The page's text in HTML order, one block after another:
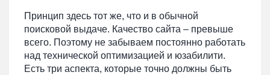
Принцип здесь тот же, что и в обычной
поисковой выдаче. Качество сайта – превыше
всего. Поэтому не забываем постоянно работать
над технической оптимизацией и юзабилити.
Есть три аспекта, которые точно должны быть